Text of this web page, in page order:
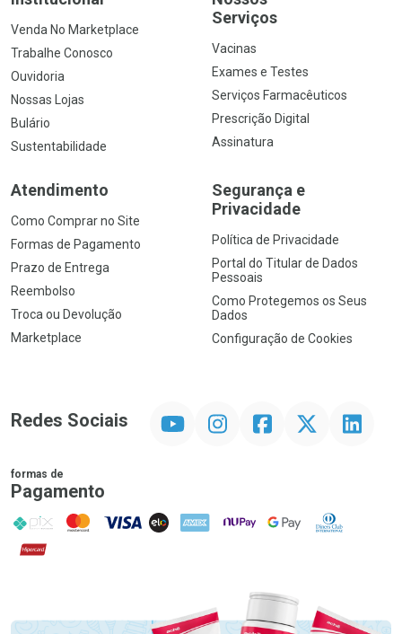
Venda No Marketplace
Trabalhe Conosco
Ouvidoria
Nossas Lojas
Bulário
Sustentabilidade
Serviços
Vacinas
Exames e Testes
Serviços Farmacêuticos
Prescrição Digital
Assinatura
Atendimento
Como Comprar no Site
Formas de Pagamento
Prazo de Entrega
Reembolso
Troca ou Devolução
Marketplace
Segurança e
Privacidade
Política de Privacidade
Portal do Titular de Dados
Pessoais
Como Protegemos os Seus
Dados
Configuração de Cookies
Redes Sociais InstagramFacebookTwitter Linkedin
formas de
Pagamento
PIX MasterCard
VISA ELO AMEX NuPay Google PayDiners Club
Hipercard
Promoção em Destaque